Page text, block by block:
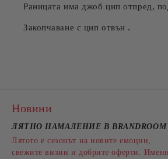
Раницата има джоб цип отпред,
Закопчаване с цип отвън .
Новини
ЛЯТНО НАМАЛЕНИЕ В BRANDROOM
Лятото е сезонът на новите емоции,
свежите визии и добрите оферти.